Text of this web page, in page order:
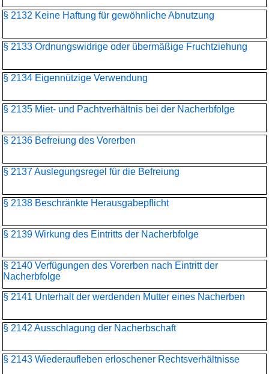
§ 2132 Keine Haftung für gewöhnliche Abnutzung
§ 2133 Ordnungswidrige oder übermäßige Fruchtziehung
§ 2134 Eigennützige Verwendung
§ 2135 Miet- und Pachtverhältnis bei der Nacherbfolge
§ 2136 Befreiung des Vorerben
§ 2137 Auslegungsregel für die Befreiung
§ 2138 Beschränkte Herausgabepflicht
§ 2139 Wirkung des Eintritts der Nacherbfolge
§ 2140 Verfügungen des Vorerben nach Eintritt der
Nacherbfolge
§ 2141 Unterhalt der werdenden Mutter eines Nacherben
§ 2142 Ausschlagung der Nacherbschaft
§ 2143 Wiederaufleben erloschener Rechtsverhältnisse